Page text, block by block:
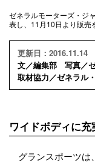
ゼネラルモーターズ・ジ
表し、11月10日より販売
更新日：2016.11.14
文／編集部 写真／
取材協力／ゼネラ
ワイドボディに充
グランスポーツは